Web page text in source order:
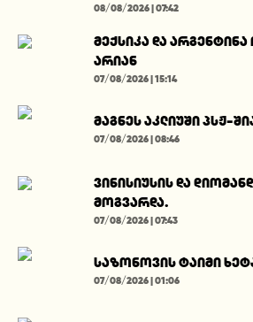
08/08/2026 | 07:42
მექსიკა და
არიან
07/08/2026 | 15:14
მაგნეს აკლიუში პსჟ-
07/08/2026 | 08:46
ვინისიუსის და
მოგვარდა.
07/08/2026 | 07:43
საზონოვის ტაიმი
07/08/2026 | 01:06